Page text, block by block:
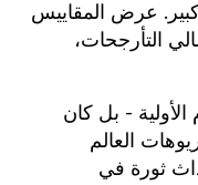
كبير. عرض المقاييس
التأرجحات،
- بل كان
العالم
ثورة في